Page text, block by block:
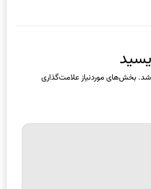
شد. بخش‌های موردنیاز علامت‌گذاری